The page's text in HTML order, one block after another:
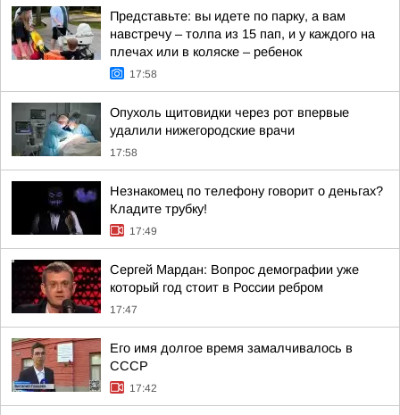
Представьте: вы идете по парку, а вам
навстречу – толпа из 15 пап, и у каждого на
плечах или в коляске – ребенок
17:58
Опухоль щитовидки через рот впервые
удалили нижегородские врачи
17:58
Незнакомец по телефону говорит о деньгах?
Кладите трубку!
17:49
Сергей Мардан: Вопрос демографии уже
который год стоит в России ребром
17:47
Его имя долгое время замалчивалось в
СССР
17:42